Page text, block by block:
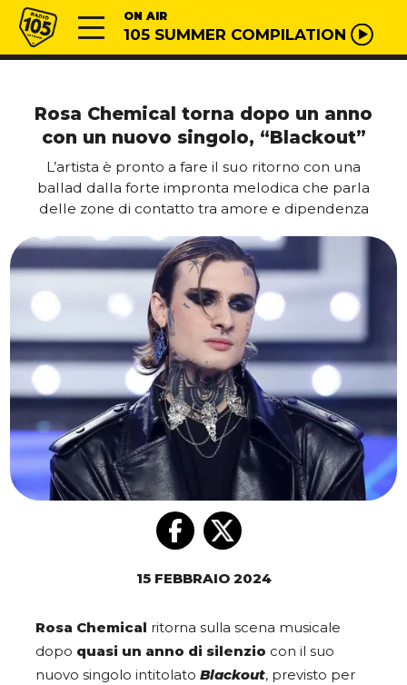
Vai al contenuto
Radio 105 ON AIR
105 SUMMER COMPILATION
Rosa Chemical torna dopo un anno
con un nuovo singolo, “Blackout”
L’artista è pronto a fare il suo ritorno con una
ballad dalla forte impronta melodica che parla
delle zone di contatto tra amore e dipendenza
15 FEBBRAIO 2024
Rosa Chemical
ritorna sulla scena musicale
dopo quasi un anno di silenzio con il suo
nuovo singolo intitolato Blackout, previsto per